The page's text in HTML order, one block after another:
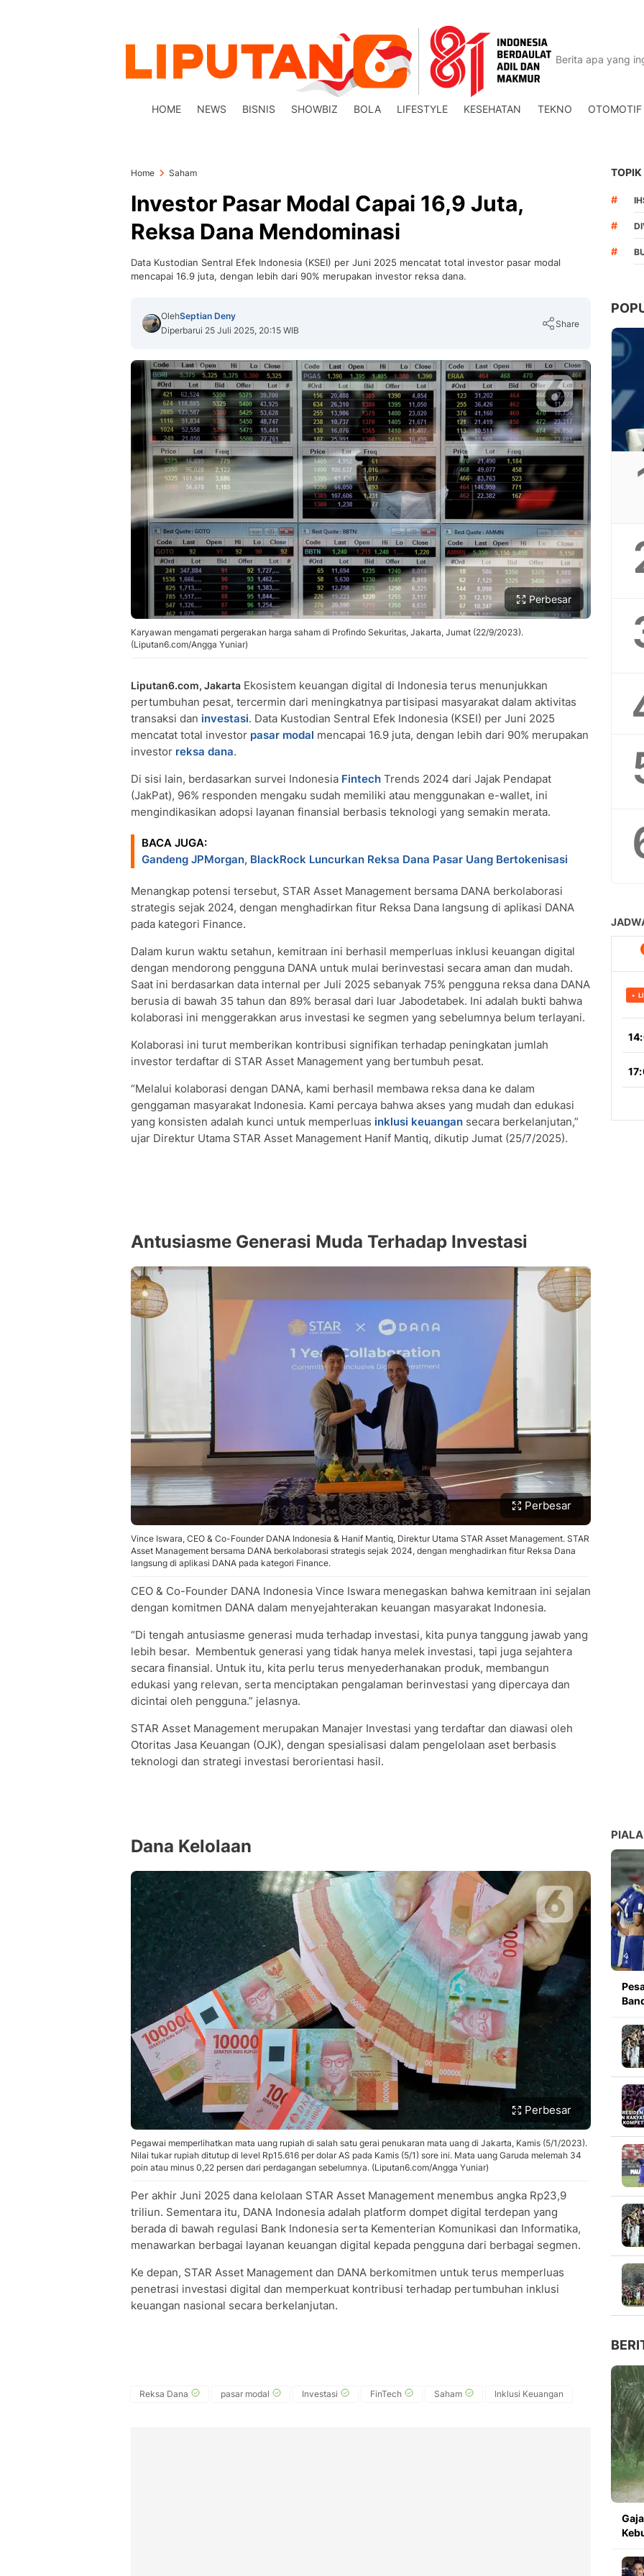
HOME NEWS BISNIS SHOWBIZ BOLA LIFESTYLE KESEHATAN TEKNO OTOMOTIF
Home Saham
Investor Pasar Modal Capai 16,9 Juta,
Reksa Dana Mendominasi
Data Kustodian Sentral Efek Indonesia (KSEI) per Juni 2025 mencatat total investor pasar modal
mencapai 16.9 juta, dengan lebih dari 90% merupakan investor reksa dana.
OlehSeptian Deny
Diperbarui 25 Juli 2025, 20:15 WIB
Share
Copy Link
Perbesar
Karyawan mengamati pergerakan harga saham di Profindo Sekuritas, Jakarta, Jumat (22/9/2023).
(Liputan6.com/Angga Yuniar)
Liputan6.com, Jakarta Ekosistem keuangan digital di Indonesia terus menunjukkan
pertumbuhan pesat, tercermin dari meningkatnya partisipasi masyarakat dalam aktivitas
transaksi dan investasi. Data Kustodian Sentral Efek Indonesia (KSEI) per Juni 2025
mencatat total investor pasar modal mencapai 16.9 juta, dengan lebih dari 90% merupakan
investor reksa dana.
Di sisi lain, berdasarkan survei Indonesia Fintech Trends 2024 dari Jajak Pendapat
(JakPat), 96% responden mengaku sudah memiliki atau menggunakan e-wallet, ini
mengindikasikan adopsi layanan finansial berbasis teknologi yang semakin merata.
BACA JUGA:
Gandeng JPMorgan, BlackRock Luncurkan Reksa Dana Pasar Uang Bertokenisasi
Menangkap potensi tersebut, STAR Asset Management bersama DANA berkolaborasi
strategis sejak 2024, dengan menghadirkan fitur Reksa Dana langsung di aplikasi DANA
pada kategori Finance.
Dalam kurun waktu setahun, kemitraan ini berhasil memperluas inklusi keuangan digital
dengan mendorong pengguna DANA untuk mulai berinvestasi secara aman dan mudah.
Saat ini berdasarkan data internal per Juli 2025 sebanyak 75% pengguna reksa dana DANA
berusia di bawah 35 tahun dan 89% berasal dari luar Jabodetabek. Ini adalah bukti bahwa
kolaborasi ini menggerakkan arus investasi ke segmen yang sebelumnya belum terlayani.
Kolaborasi ini turut memberikan kontribusi signifikan terhadap peningkatan jumlah
investor terdaftar di STAR Asset Management yang bertumbuh pesat.
“Melalui kolaborasi dengan DANA, kami berhasil membawa reksa dana ke dalam
genggaman masyarakat Indonesia. Kami percaya bahwa akses yang mudah dan edukasi
yang konsisten adalah kunci untuk memperluas inklusi keuangan secara berkelanjutan,”
ujar Direktur Utama STAR Asset Management Hanif Mantiq, dikutip Jumat (25/7/2025).
Antusiasme Generasi Muda Terhadap Investasi
Perbesar
Vince Iswara, CEO & Co-Founder DANA Indonesia & Hanif Mantiq, Direktur Utama STAR Asset Management. STAR
Asset Management bersama DANA berkolaborasi strategis sejak 2024, dengan menghadirkan fitur Reksa Dana
langsung di aplikasi DANA pada kategori Finance.
CEO & Co-Founder DANA Indonesia Vince Iswara menegaskan bahwa kemitraan ini sejalan
dengan komitmen DANA dalam menyejahterakan keuangan masyarakat Indonesia.
“Di tengah antusiasme generasi muda terhadap investasi, kita punya tanggung jawab yang
lebih besar. Membentuk generasi yang tidak hanya melek investasi, tapi juga sejahtera
secara finansial. Untuk itu, kita perlu terus menyederhanakan produk, membangun
edukasi yang relevan, serta menciptakan pengalaman berinvestasi yang dipercaya dan
dicintai oleh pengguna.” jelasnya.
STAR Asset Management merupakan Manajer Investasi yang terdaftar dan diawasi oleh
Otoritas Jasa Keuangan (OJK), dengan spesialisasi dalam pengelolaan aset berbasis
teknologi dan strategi investasi berorientasi hasil.
Dana Kelolaan
Perbesar
Pegawai memperlihatkan mata uang rupiah di salah satu gerai penukaran mata uang di Jakarta, Kamis (5/1/2023).
Nilai tukar rupiah ditutup di level Rp15.616 per dolar AS pada Kamis (5/1) sore ini. Mata uang Garuda melemah 34
poin atau minus 0,22 persen dari perdagangan sebelumnya. (Liputan6.com/Angga Yuniar)
Per akhir Juni 2025 dana kelolaan STAR Asset Management menembus angka Rp23,9
triliun. Sementara itu, DANA Indonesia adalah platform dompet digital terdepan yang
berada di bawah regulasi Bank Indonesia serta Kementerian Komunikasi dan Informatika,
menawarkan berbagai layanan keuangan digital kepada pengguna dari berbagai segmen.
Ke depan, STAR Asset Management dan DANA berkomitmen untuk terus memperluas
penetrasi investasi digital dan memperkuat kontribusi terhadap pertumbuhan inklusi
keuangan nasional secara berkelanjutan.
Reksa Dana pasar modal Investasi FinTech Saham Inklusi Keuangan
TOPIK
#
#
#